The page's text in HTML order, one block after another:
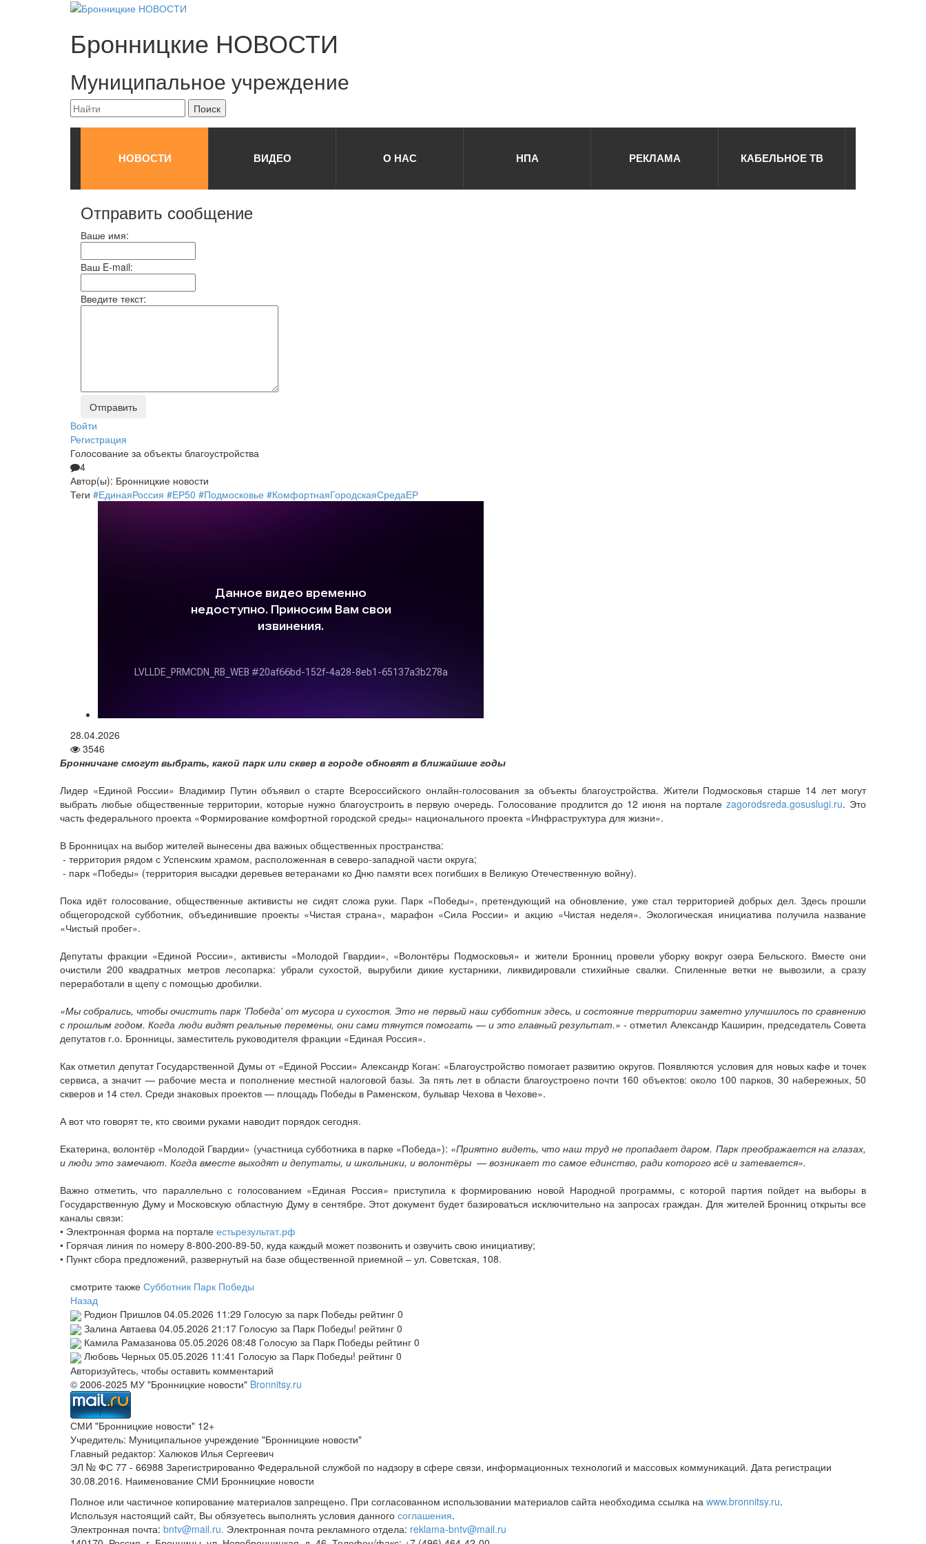
Бронницкие НОВОСТИ
Муниципальное учреждение
НОВОСТИ ВИДЕО О НАС НПА РЕКЛАМА КАБЕЛЬНОЕ ТВ
Отправить сообщение
Ваше имя:
Ваш E-mail:
Введите текст:
Войти
Регистрация
Голосование за объекты благоустройства
4
Автор(ы): Бронницкие новости
Теги #ЕдинаяРоссия #ЕР50 #Подмосковье #КомфортнаяГородскаяСредаЕР
28.04.2026
3546
Бронничане смогут выбрать, какой парк или сквер в городе обновят в ближайшие годы
Лидер «Единой России» Владимир Путин объявил о старте Всероссийского онлайн-голосования за объекты благоустройства. Жители Подмосковья старше 14 лет могут
выбрать любые общественные территории, которые нужно благоустроить в первую очередь. Голосование продлится до 12 июня на портале zagorodsreda.gosuslugi.ru. Это
часть федерального проекта «Формирование комфортной городской среды» национального проекта «Инфраструктура для жизни».
В Бронницах на выбор жителей вынесены два важных общественных пространства:
- территория рядом с Успенским храмом, расположенная в северо-западной части округа;
- парк «Победы» (территория высадки деревьев ветеранами ко Дню памяти всех погибших в Великую Отечественную войну).
Пока идёт голосование, общественные активисты не сидят сложа руки. Парк «Победы», претендующий на обновление, уже стал территорией добрых дел. Здесь прошли
общегородской субботник, объединившие проекты «Чистая страна», марафон «Сила России» и акцию «Чистая неделя». Экологическая инициатива получила название
«Чистый пробег».
Депутаты фракции «Единой России», активисты «Молодой Гвардии», «Волонтёры Подмосковья» и жители Бронниц провели уборку вокруг озера Бельского. Вместе они
очистили 200 квадратных метров лесопарка: убрали сухостой, вырубили дикие кустарники, ликвидировали стихийные свалки. Спиленные ветки не вывозили, а сразу
переработали в щепу с помощью дробилки.
«Мы собрались, чтобы очистить парк 'Победа' от мусора и сухостоя. Это не первый наш субботник здесь, и состояние территории заметно улучшилось по сравнению
с прошлым годом. Когда люди видят реальные перемены, они сами тянутся помогать — и это главный результат.» - отметил Александр Каширин, председатель Совета
депутатов г.о. Бронницы, заместитель руководителя фракции «Единая Россия».
Как отметил депутат Государственной Думы от «Единой России» Александр Коган: «Благоустройство помогает развитию округов. Появляются условия для новых кафе и точек
сервиса, а значит — рабочие места и пополнение местной налоговой базы. За пять лет в области благоустроено почти 160 объектов: около 100 парков, 30 набережных, 50
скверов и 14 стел. Среди знаковых проектов — площадь Победы в Раменском, бульвар Чехова в Чехове».
А вот что говорят те, кто своими руками наводит порядок сегодня.
Екатерина, волонтёр «Молодой Гвардии» (участница субботника в парке «Победа»): «Приятно видеть, что наш труд не пропадает даром. Парк преображается на глазах,
и люди это замечают. Когда вместе выходят и депутаты, и школьники, и волонтёры — возникает то самое единство, ради которого всё и затевается».
Важно отметить, что параллельно с голосованием «Единая Россия» приступила к формированию новой Народной программы, с которой партия пойдет на выборы в
Государственную Думу и Московскую областную Думу в сентябре. Этот документ будет базироваться исключительно на запросах граждан. Для жителей Бронниц открыты все
каналы связи:
• Электронная форма на портале естьрезультат.рф
• Горячая линия по номеру 8-800-200-89-50, куда каждый может позвонить и озвучить свою инициативу;
• Пункт сбора предложений, развернутый на базе общественной приемной – ул. Советская, 108.
смотрите также Субботник Парк Победы
Назад
Родион Пришлов 04.05.2026 11:29 Голосую за парк Победы рейтинг 0
Залина Автаева 04.05.2026 21:17 Голосую за Парк Победы! рейтинг 0
Камила Рамазанова 05.05.2026 08:48 Голосую за Парк Победы рейтинг 0
Любовь Черных 05.05.2026 11:41 Голосую за Парк Победы! рейтинг 0
Авторизуйтесь, чтобы оставить комментарий
© 2006-2025 МУ "Бронницкие новости" Bronnitsy.ru
СМИ "Бронницкие новости" 12+
Учредитель: Муниципальное учреждение "Бронницкие новости"
Главный редактор: Халюков Илья Сергеевич
ЭЛ № ФС 77 - 66988 Зарегистрированно Федеральной службой по надзору в сфере связи, информационных технологий и массовых коммуникаций. Дата регистрации
30.08.2016. Наименование СМИ Бронницкие новости
Полное или частичное копирование материалов запрещено. При согласованном использовании материалов сайта необходима ссылка на www.bronnitsy.ru.
Используя настоящий сайт, Вы обязуетесь выполнять условия данного соглашения.
Электронная почта: bntv@mail.ru. Электронная почта рекламного отдела: reklama-bntv@mail.ru